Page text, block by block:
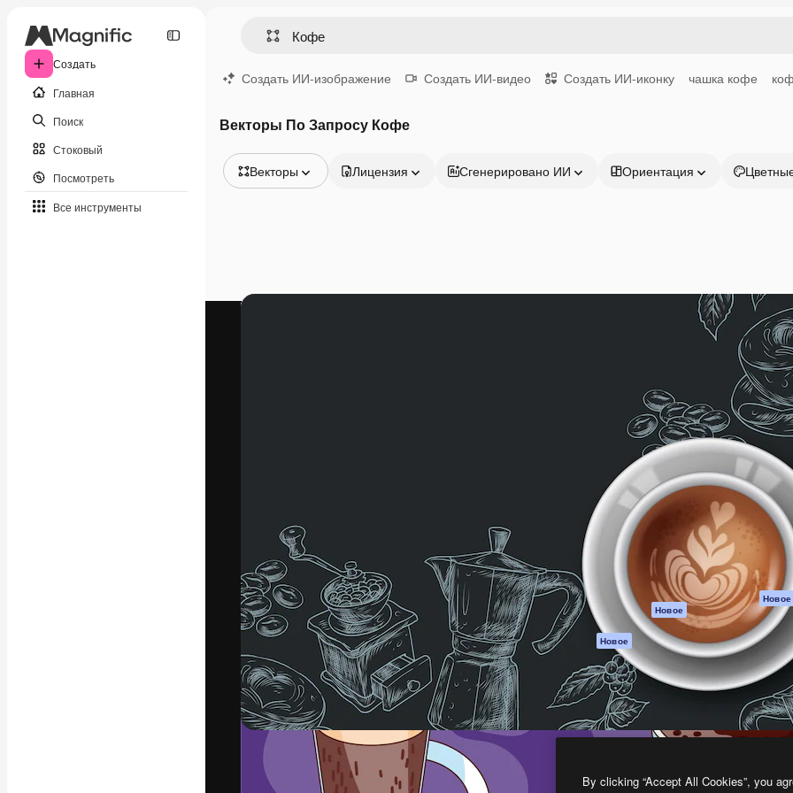
Создать
Главная
Поиск
Стоковый
Посмотреть
Все инструменты
Создать ИИ-изображение Создать ИИ-видео Создать ИИ-иконку чашка кофе
Векторы По Запросу Кофе
Векторы
Видео
Лицензия Сгенерировано ИИ Ориентация
ИИ-помощник
изображений ИИ
Генератор видео
Генератор голоса
на основе ИИ
Стоковый контент
MCP для
Claude/ChatGPT
Новое
Агенты Новое
Мобильное
приложение
Все инструменты
Magnific
Начать
Academy
Документация
Пакету ИИ
Служба
поддержки
Условия и
положения
Политика
Оригиналы Новое
Политика файлов
cookie
Центр доверия
Партнеры
Предприятие
By clicking “Accept All Cookies”, you